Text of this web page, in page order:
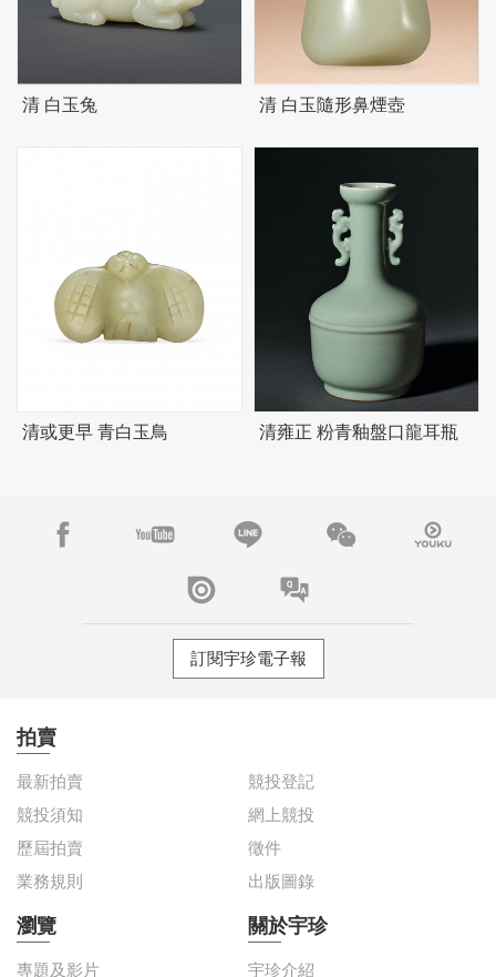
清 白玉兔 清 白玉隨形鼻煙壺
清或更早 青白玉鳥 清雍正 粉青釉盤口龍耳瓶
訂閱宇珍電子報
拍賣
最新拍賣
競投登記
競投須知
網上競投
歷屆拍賣
徵件
業務規則
出版圖錄
瀏覽
專題及影片
關於宇珍
宇珍介紹